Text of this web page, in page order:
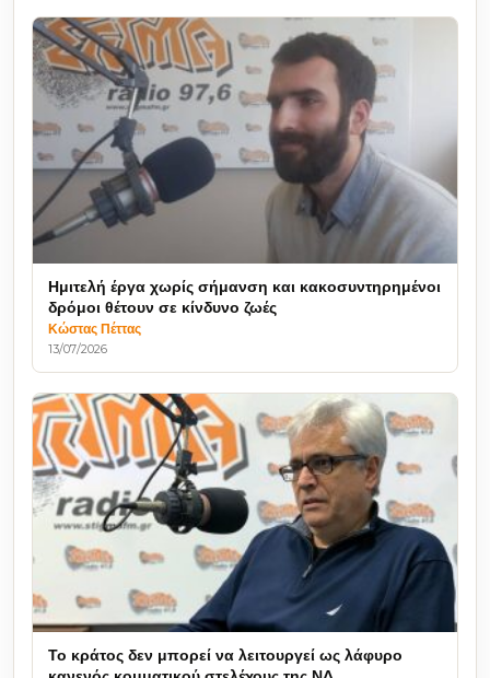
Ημιτελή έργα χωρίς σήμανση και κακοσυντηρημένοι
δρόμοι θέτουν σε κίνδυνο ζωές
Κώστας Πέττας
13/07/2026
Το κράτος δεν μπορεί να λειτουργεί ως λάφυρο